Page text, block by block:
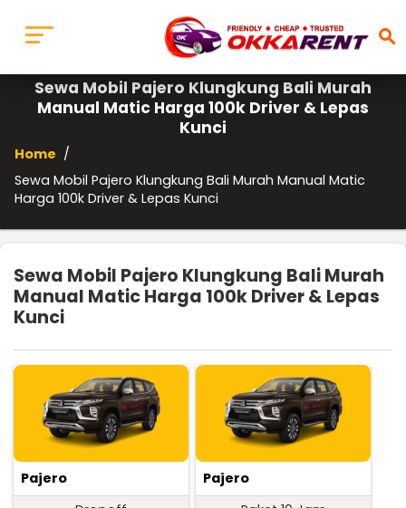
search
Sewa Mobil Pajero Klungkung Bali Murah
Manual Matic Harga 100k Driver & Lepas
Kunci
Home /
Sewa Mobil Pajero Klungkung Bali Murah Manual Matic
Harga 100k Driver & Lepas Kunci
Sewa Mobil Pajero Klungkung Bali Murah
Manual Matic Harga 100k Driver & Lepas
Kunci
Pajero
Pajero